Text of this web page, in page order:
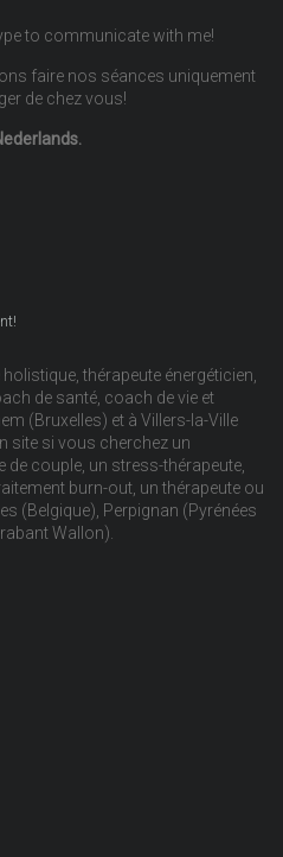
to communicate with me!
faire nos séances uniquement
de chez vous!
thérapeute énergéticien,
de santé, coach de vie et
(Bruxelles) et à Villers-la-Ville
site si vous cherchez un
de couple, un stress-thérapeute,
burn-out, un thérapeute ou
(Belgique), Perpignan (Pyrénées
Wallon).